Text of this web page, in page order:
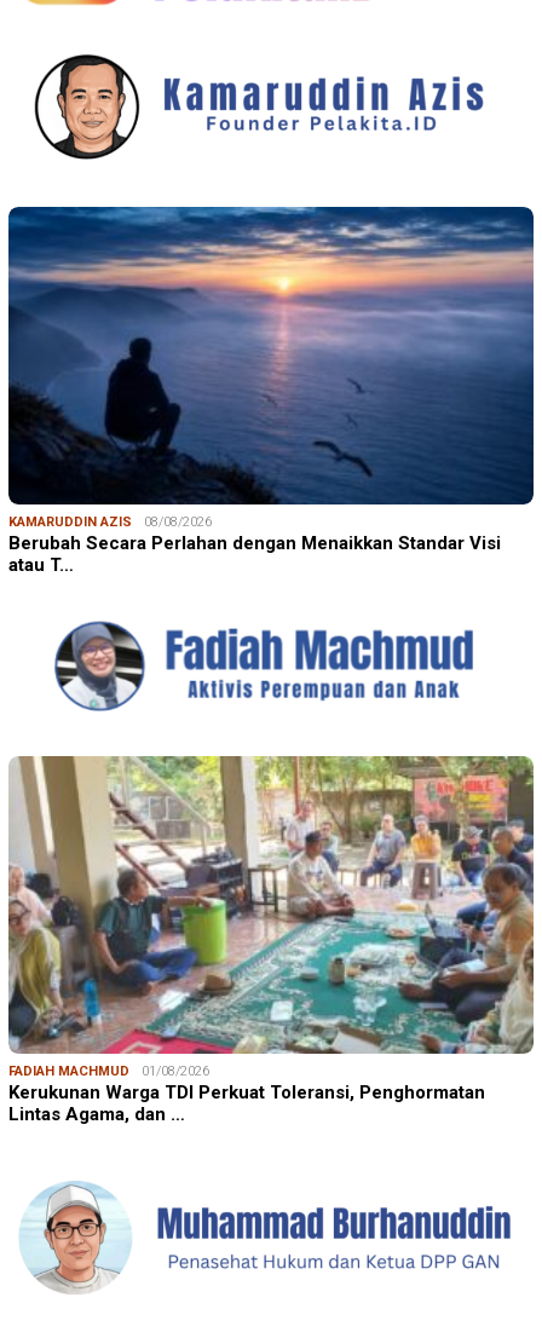
KAMARUDDIN AZIS 08/08/2026
Berubah Secara Perlahan dengan Menaikkan Standar Visi
atau T…
FADIAH MACHMUD 01/08/2026
Kerukunan Warga TDI Perkuat Toleransi, Penghormatan
Lintas Agama, dan …